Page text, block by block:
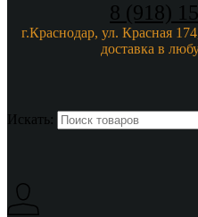
8 (918)
г.Краснодар, ул. Красная
доставка в
Искать: